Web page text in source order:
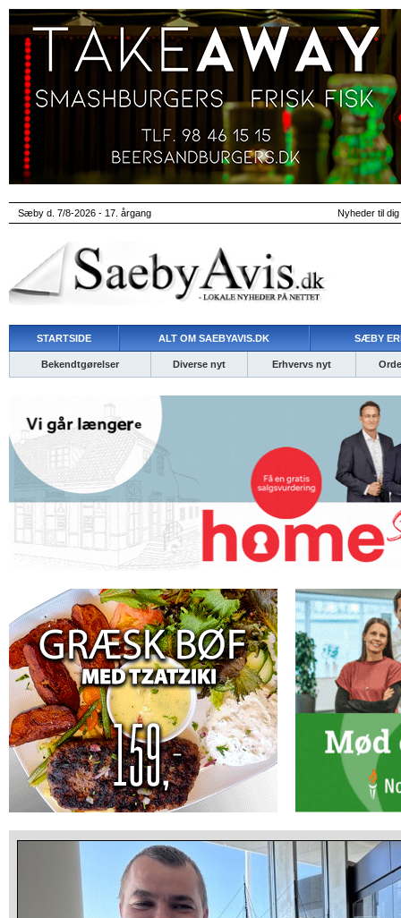
Sæby d. 7/8-2026 - 17. årgang Nyheder til
STARTSIDE ALT OM SAEBYAVIS.DK SÆBY
Bekendtgørelser Diverse nyt Erhvervs nyt